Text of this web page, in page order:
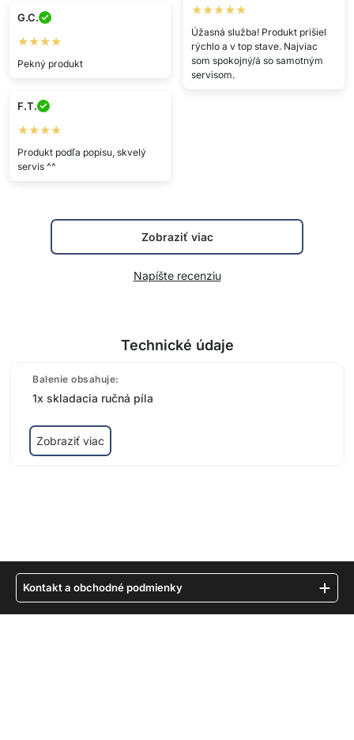
★★★★★
Úžasná služba! Produkt prišiel
rýchlo a v top stave. Najviac
som spokojný/á so samotným
servisom.
G.C.
★★★★
Pekný produkt
F.T.
★★★★
Produkt podľa popisu, skvelý
servis ^^
Zobraziť viac
Napíšte recenziu
Technické údaje
Balenie obsahuje:
1x skladacia ručná píla
Zobraziť viac
Kontakt a obchodné podmienky